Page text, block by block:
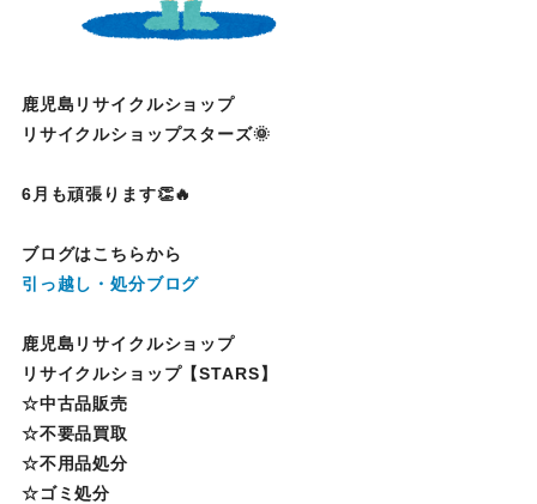
鹿児島リサイクルショップ
リサイクルショップスターズ🌞
6月も頑張ります👏🔥
ブログはこちらから
引っ越し・処分ブログ
鹿児島リサイクルショップ
リサイクルショップ【STARS】
☆中古品販売
☆不要品買取
☆不用品処分
☆ゴミ処分